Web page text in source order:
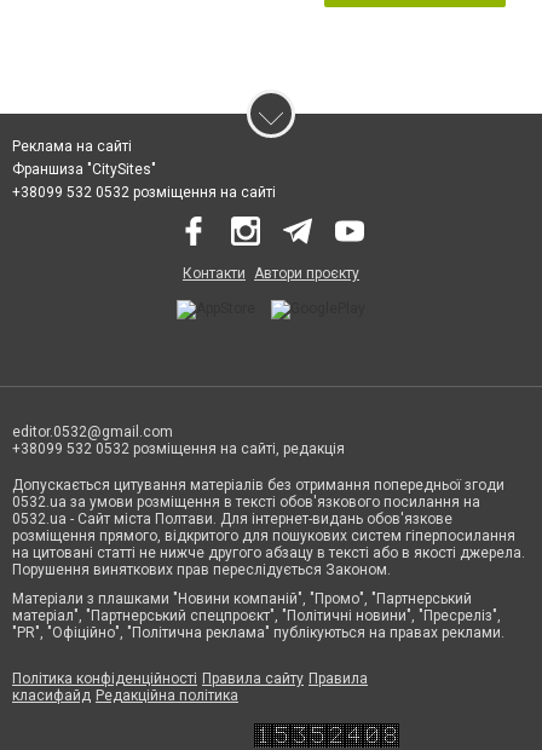
Реклама на сайті
Франшиза "CitySites"
+38099 532 0532 розміщення на сайті
Контакти Автори проєкту
editor.0532@gmail.com
+38099 532 0532 розміщення на сайті, редакція
Допускається цитування матеріалів без отримання попередньої згоди
0532.ua за умови розміщення в тексті обов'язкового посилання на
0532.ua - Сайт міста Полтави. Для інтернет-видань обов'язкове
розміщення прямого, відкритого для пошукових систем гіперпосилання
на цитовані статті не нижче другого абзацу в тексті або в якості джерела.
Порушення виняткових прав переслідується Законом.
Матеріали з плашками "Новини компаній", "Промо", "Партнерський
матеріал", "Партнерський спецпроєкт", "Політичні новини", "Пресреліз",
"PR", "Офіційно", "Політична реклама" публікуються на правах реклами.
Політика конфіденційності Правила сайту Правила
класифайд Редакційна політика